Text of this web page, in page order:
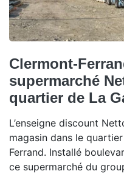
Clermont-
supermarché
quartier de La
L’enseigne discount
magasin dans le
Ferrand. Installé
ce supermarché du